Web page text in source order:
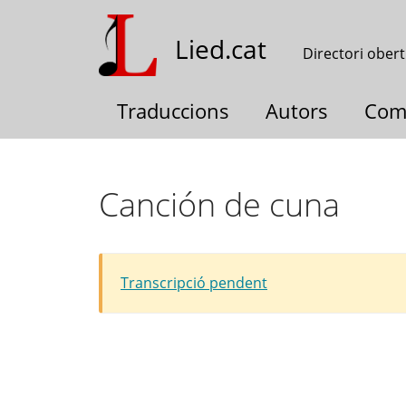
Lied.cat Directori
Traduccions Autors
Canción de cuna
Transcripció pendent